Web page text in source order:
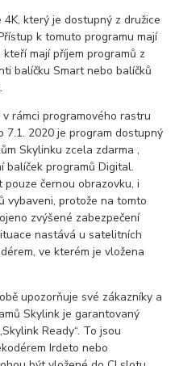
který je dostupný z družice
k tomuto programu mají
mají příjem programů z
balíčku Smart nebo balíčků
rámci programového rastru
7.1. 2020 je program dostupný
Skylinku zcela zdarma ,
balíček programů Digital.
černou obrazovku, i
vybaveni, protože na tomto
zvýšené zabezpečení
nastává u satelitních
ve kterém je vložena
upozorňuje své zákazníky a
Skylink je garantovaný
Ready“. To jsou
Irdeto nebo